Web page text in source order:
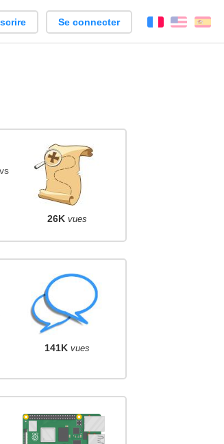
Se connecter FrançaisEnglish
26K vues
141K vues